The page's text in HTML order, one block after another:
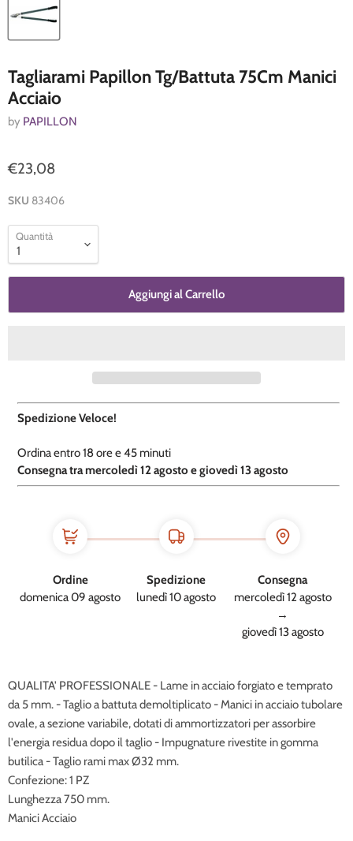
Tagliarami Papillon Tg/Battuta 75Cm Manici
Acciaio
by PAPILLON
€23,08
SKU 83406
Quantità
Aggiungi al Carrello
Spedizione Veloce!
Ordina entro18 ore e45 minuti
​Consegna tra mercoledì 12 agosto e giovedì 13 agosto
Ordine
domenica 09 agosto
Spedizione
lunedì 10 agosto
Consegna
mercoledì 12 agosto
→
giovedì 13 agosto
QUALITA' PROFESSIONALE - Lame in acciaio forgiato e temprato
da 5 mm. - Taglio a battuta demoltiplicato - Manici in acciaio tubolare
ovale, a sezione variabile, dotati di ammortizzatori per assorbire
l'energia residua dopo il taglio - Impugnature rivestite in gomma
butilica - Taglio rami max Ø32 mm.
Confezione: 1 PZ
Lunghezza 750 mm.
Manici Acciaio